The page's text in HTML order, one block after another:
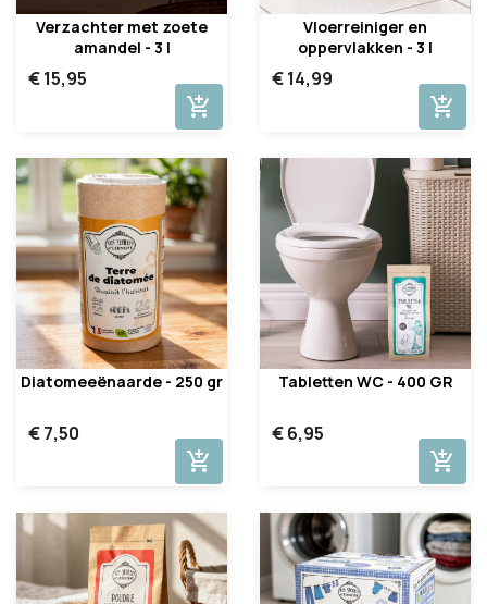
Verzachter met zoete
amandel - 3 l
€ 15,95
add_shopping_cart
Vloerreiniger en
oppervlakken - 3 l
€ 14,99
add_shopping_cart
Diatomeeënaarde - 250 gr
€ 7,50
add_shopping_cart
Tabletten WC - 400 GR
€ 6,95
add_shopping_cart